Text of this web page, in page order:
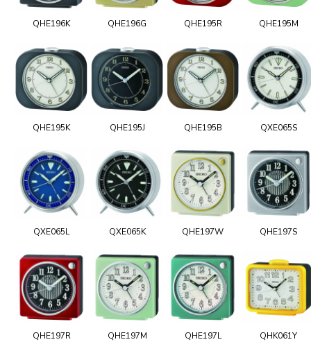
QHE196K QHE196G QHE195R QHE195M
QHE195K QHE195J QHE195B QXE065S
QXE065L QXE065K QHE197W QHE197S
QHE197R QHE197M QHE197L QHK061Y